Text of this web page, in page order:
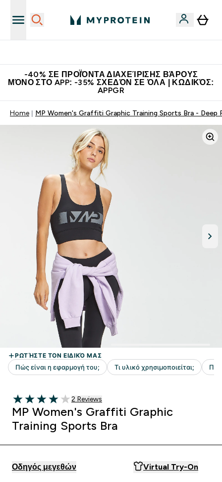
-40% ΣΕ ΠΡΟΪΌΝΤΑ ΔΙΑΧΕΊΡΙΣΗΣ ΒΆΡΟΥΣ
ΜΌΝΟ ΣΤΟ APP: -35% ΣΧΕΔΌΝ ΣΕ ΌΛΑ | ΚΩΔΙΚΌΣ:
APPGR
Home MP Women's Graffiti Graphic Training Sports Bra - Deep
4 out of 5 stars
2 customer reviews
2 Reviews
MP Women's Graffiti Graphic
Training Sports Bra
Οδηγός μεγεθών Virtual Try-On